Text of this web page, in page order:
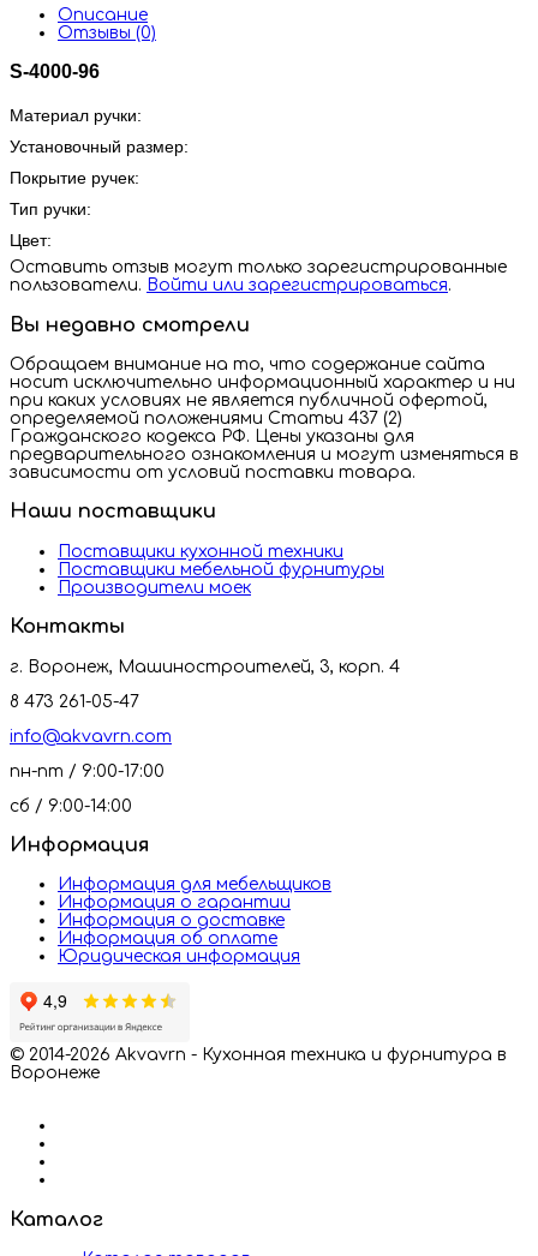
Описание
Отзывы (0)
S-4000-96
Материал ручки:
Установочный размер:
Покрытие ручек:
Тип ручки:
Цвет:
Оставить отзыв могут только зарегистрированные
пользователи. Войти или зарегистрироваться.
Вы недавно смотрели
Обращаем внимание на то, что содержание сайта
носит исключительно информационный характер и ни
при каких условиях не является публичной офертой,
определяемой положениями Статьи 437 (2)
Гражданского кодекса РФ. Цены указаны для
предварительного ознакомления и могут изменяться в
зависимости от условий поставки товара.
Наши поставщики
Поставщики кухонной техники
Поставщики мебельной фурнитуры
Производители моек
Контакты
г. Воронеж, Машиностроителей, 3, корп. 4
8 473 261-05-47
info@akvavrn.com
пн-пт / 9:00-17:00
сб / 9:00-14:00
Информация
Информация для мебельщиков
Информация о гарантии
Информация о доставке
Информация об оплате
Юридическая информация
© 2014-2026 Akvavrn - Кухонная техника и фурнитура в
Воронеже
Каталог